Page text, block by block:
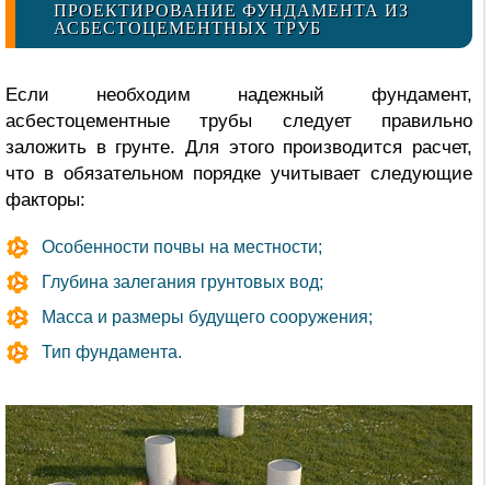
ПРОЕКТИРОВАНИЕ ФУНДАМЕНТА ИЗ
АСБЕСТОЦЕМЕНТНЫХ ТРУБ
Если необходим надежный фундамент,
асбестоцементные трубы следует правильно
заложить в грунте. Для этого производится расчет,
что в обязательном порядке учитывает следующие
факторы:
Особенности почвы на местности;
Глубина залегания грунтовых вод;
Масса и размеры будущего сооружения;
Тип фундамента.